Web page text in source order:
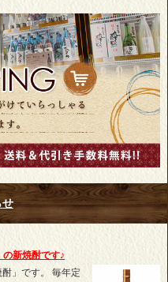
せ
新焼酎です♪
」です。 毎年定